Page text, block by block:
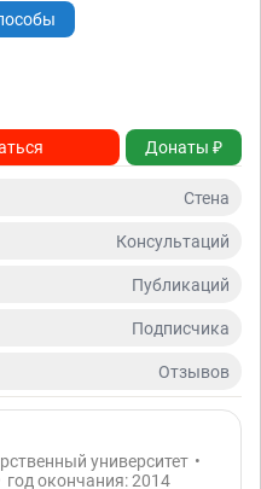
Донаты ₽
Стена
Консультаций
Публикаций
Подписчикa
Отзывов
университет •
год окончания: 2014